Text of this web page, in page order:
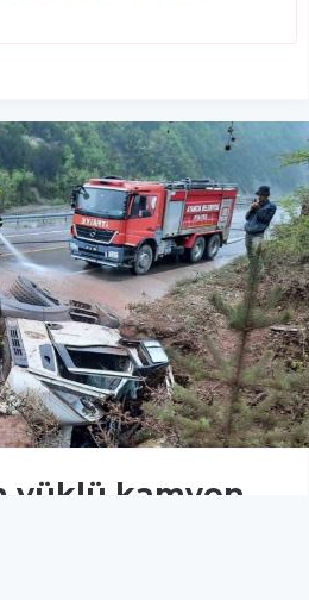
yüklü kamyon